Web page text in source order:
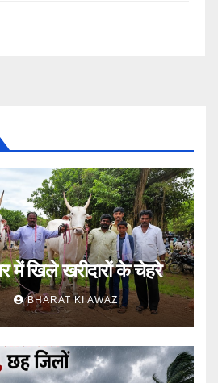
में खिले खरीदारों के चेहरे
BHARAT KI AWAZ